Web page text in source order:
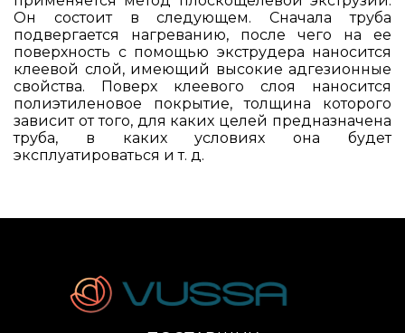
Он состоит в следующем. Сначала труба
подвергается нагреванию, после чего на ее
поверхность с помощью экструдера наносится
клеевой слой, имеющий высокие адгезионные
свойства. Поверх клеевого слоя наносится
полиэтиленовое покрытие, толщина которого
зависит от того, для каких целей предназначена
труба, в каких условиях она будет
эксплуатироваться и т. д.